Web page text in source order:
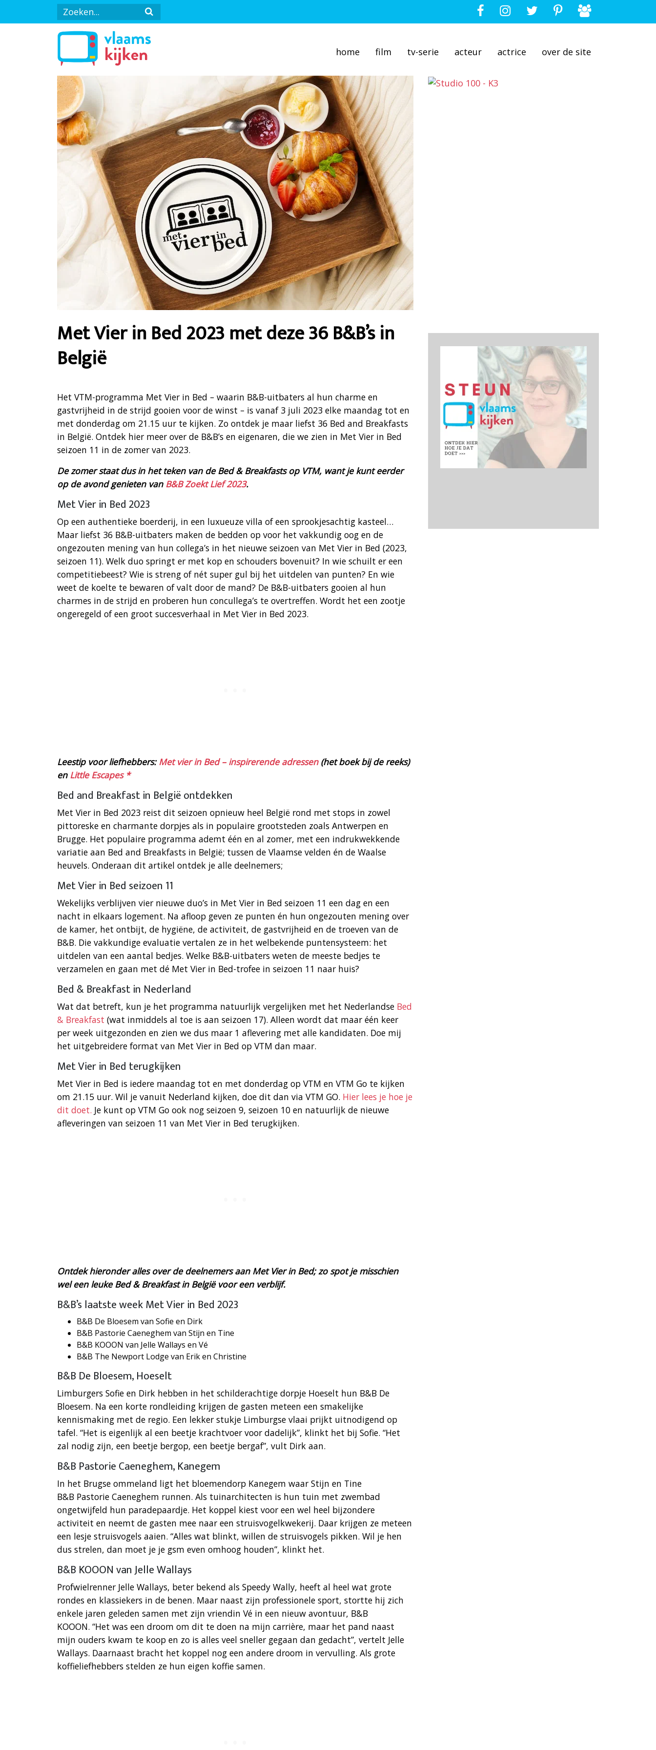
home film tv-serie acteur actrice over de site
Met Vier in Bed 2023 met deze 36 B&B’s in
België
Het VTM-programma Met Vier in Bed – waarin B&B-uitbaters al hun charme en
gastvrijheid in de strijd gooien voor de winst – is vanaf 3 juli 2023 elke maandag tot en
met donderdag om 21.15 uur te kijken. Zo ontdek je maar liefst 36 Bed and Breakfasts
in België. Ontdek hier meer over de B&B’s en eigenaren, die we zien in Met Vier in Bed
seizoen 11 in de zomer van 2023.
De zomer staat dus in het teken van de Bed & Breakfasts op VTM, want je kunt eerder
op de avond genieten van B&B Zoekt Lief 2023.
Met Vier in Bed 2023
Op een authentieke boerderij, in een luxueuze villa of een sprookjesachtig kasteel…
Maar liefst 36 B&B-uitbaters maken de bedden op voor het vakkundig oog en de
ongezouten mening van hun collega’s in het nieuwe seizoen van Met Vier in Bed (2023,
seizoen 11). Welk duo springt er met kop en schouders bovenuit? In wie schuilt er een
competitiebeest? Wie is streng of nét super gul bij het uitdelen van punten? En wie
weet de koelte te bewaren of valt door de mand? De B&B-uitbaters gooien al hun
charmes in de strijd en proberen hun concullega’s te overtreffen. Wordt het een zootje
ongeregeld of een groot succesverhaal in Met Vier in Bed 2023.
Leestip voor liefhebbers:Met vier in Bed – inspirerende adressen(het boek bij de reeks)
en Little Escapes *
Bed and Breakfast in België ontdekken
Met Vier in Bed 2023 reist dit seizoen opnieuw heel België rond met stops in zowel
pittoreske en charmante dorpjes als in populaire grootsteden zoals Antwerpen en
Brugge. Het populaire programma ademt één en al zomer, met een indrukwekkende
variatie aan Bed and Breakfasts in België; tussen de Vlaamse velden én de Waalse
heuvels. Onderaan dit artikel ontdek je alle deelnemers;
Met Vier in Bed seizoen 11
Wekelijks verblijven vier nieuwe duo’s in Met Vier in Bed seizoen 11 een dag en een
nacht in elkaars logement. Na afloop geven ze punten én hun ongezouten mening over
de kamer, het ontbijt, de hygiëne, de activiteit, de gastvrijheid en de troeven van de
B&B. Die vakkundige evaluatie vertalen ze in het welbekende puntensysteem: het
uitdelen van een aantal bedjes. Welke B&B-uitbaters weten de meeste bedjes te
verzamelen en gaan met dé Met Vier in Bed-trofee in seizoen 11 naar huis?
Bed & Breakfast in Nederland
Wat dat betreft, kun je het programma natuurlijk vergelijken met het Nederlandse Bed
& Breakfast (wat inmiddels al toe is aan seizoen 17). Alleen wordt dat maar één keer
per week uitgezonden en zien we dus maar 1 aflevering met alle kandidaten. Doe mij
het uitgebreidere format van Met Vier in Bed op VTM dan maar.
Met Vier in Bed terugkijken
Met Vier in Bed is iedere maandag tot en met donderdag op VTM en VTM Go te kijken
om 21.15 uur. Wil je vanuit Nederland kijken, doe dit dan via VTM GO. Hier lees je hoe je
dit doet. Je kunt op VTM Go ook nog seizoen 9, seizoen 10 en natuurlijk de nieuwe
afleveringen van seizoen 11 van Met Vier in Bed terugkijken.
Ontdek hieronder alles over de deelnemers aan Met Vier in Bed; zo spot je misschien
wel een leuke Bed & Breakfast in België voor een verblijf.
B&B’s laatste week Met Vier in Bed 2023
B&B De Bloesem van Sofie en Dirk
B&B Pastorie Caeneghem van Stijn en Tine
B&B KOOON van Jelle Wallays en Vé
B&B The Newport Lodge van Erik en Christine
B&B De Bloesem, Hoeselt
Limburgers Sofie en Dirk hebben in het schilderachtige dorpje Hoeselt hun B&B De
Bloesem. Na een korte rondleiding krijgen de gasten meteen een smakelijke
kennismaking met de regio. Een lekker stukje Limburgse vlaai prijkt uitnodigend op
tafel. “Het is eigenlijk al een beetje krachtvoer voor dadelijk”, klinkt het bij Sofie. “Het
zal nodig zijn, een beetje bergop, een beetje bergaf”, vult Dirk aan.
B&B Pastorie Caeneghem, Kanegem
In het Brugse ommeland ligt het bloemendorp Kanegem waar Stijn en Tine
B&B Pastorie Caeneghem runnen. Als tuinarchitecten is hun tuin met zwembad
ongetwijfeld hun paradepaardje. Het koppel kiest voor een wel heel bijzondere
activiteit en neemt de gasten mee naar een struisvogelkwekerij. Daar krijgen ze meteen
een lesje struisvogels aaien. “Alles wat blinkt, willen de struisvogels pikken. Wil je hen
dus strelen, dan moet je je gsm even omhoog houden”, klinkt het.
B&B KOOON van Jelle Wallays
Profwielrenner Jelle Wallays, beter bekend als Speedy Wally, heeft al heel wat grote
rondes en klassiekers in de benen. Maar naast zijn professionele sport, stortte hij zich
enkele jaren geleden samen met zijn vriendin Vé in een nieuw avontuur, B&B
KOOON. “Het was een droom om dit te doen na mijn carrière, maar het pand naast
mijn ouders kwam te koop en zo is alles veel sneller gegaan dan gedacht”, vertelt Jelle
Wallays. Daarnaast bracht het koppel nog een andere droom in vervulling. Als grote
koffieliefhebbers stelden ze hun eigen koffie samen.